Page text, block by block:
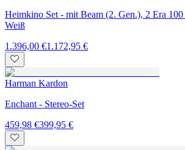
Heimkino Set - mit Beam (2. Gen.), 2 Era
Weiß
1.396,00 €1.172,95 €
Harman Kardon
Enchant - Stereo-Set
459,98 €399,95 €